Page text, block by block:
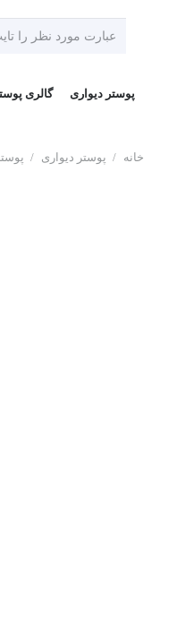
پوستر دیواری گالری
خانه / پوستر دیواری /